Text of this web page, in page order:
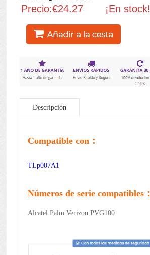
Precio:€24.27 ¡En stock!
Descripción
Compatible con：
TLp007A1
Números de serie compatibles：
Alcatel Palm Verizon PVG100